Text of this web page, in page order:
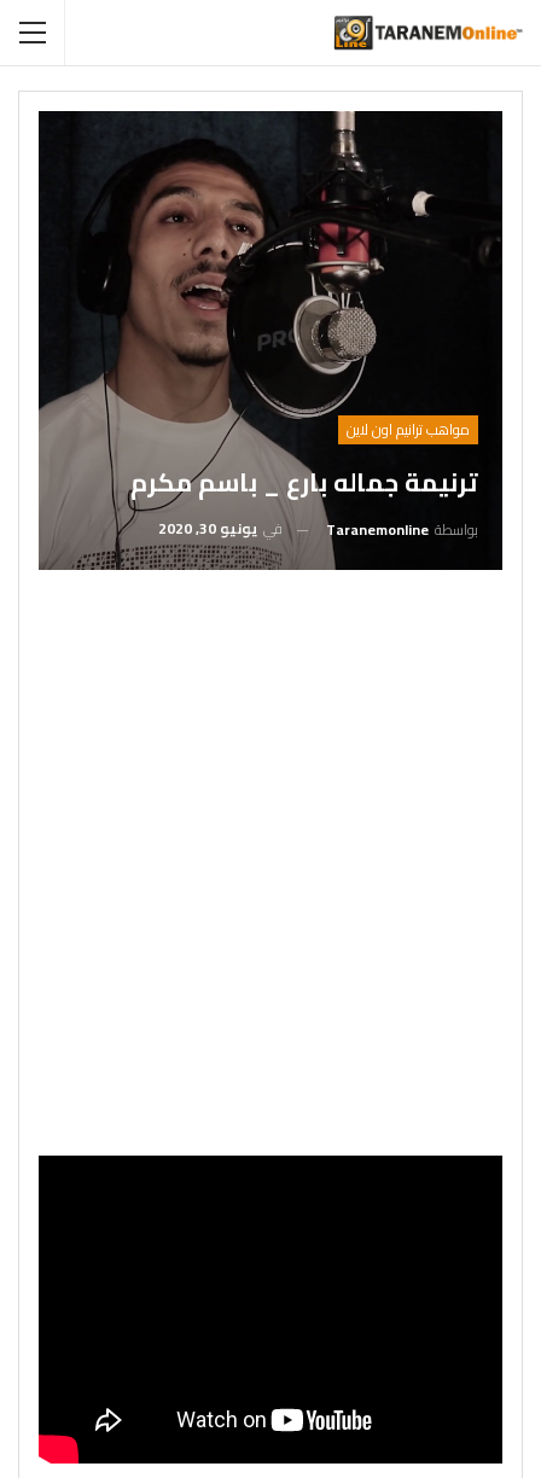
مواهب ترانيم اون لاين
ترنيمة جماله بارع _ باسم مكرم
بواسطة Taranemonline في يونيو 30, 2020